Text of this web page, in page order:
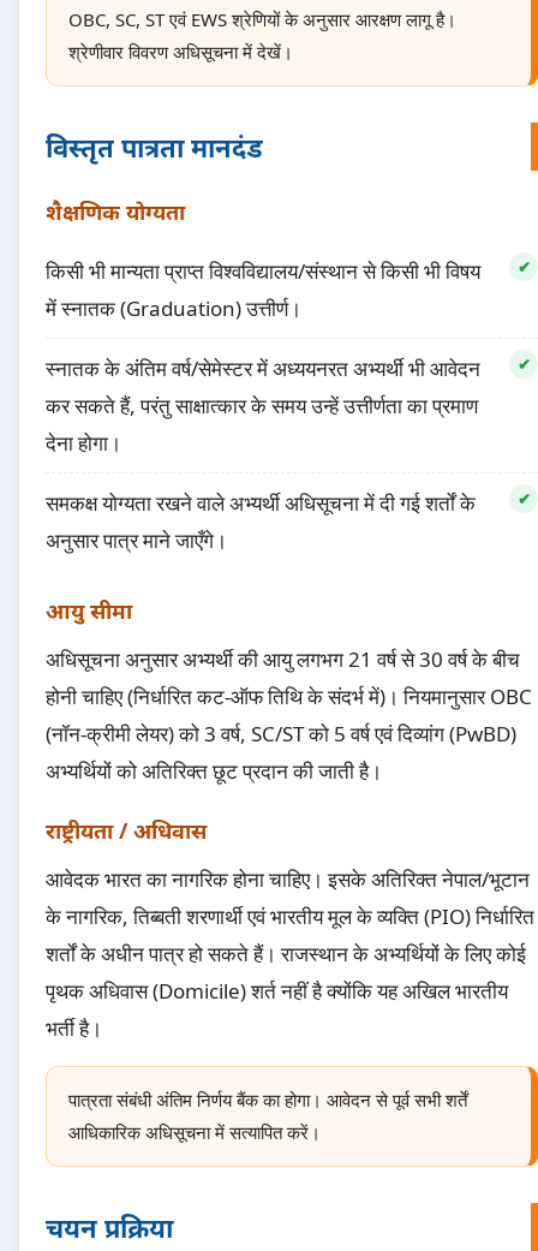
OBC, SC, ST एवं EWS श्रेणियों के अनुसार आरक्षण लागू है।
श्रेणीवार विवरण अधिसूचना में देखें।
विस्तृत पात्रता मानदंड
शैक्षणिक योग्यता
किसी भी मान्यता प्राप्त विश्वविद्यालय/संस्थान से किसी भी विषय
में स्नातक (Graduation) उत्तीर्ण।
स्नातक के अंतिम वर्ष/सेमेस्टर में अध्ययनरत अभ्यर्थी भी आवेदन
कर सकते हैं, परंतु साक्षात्कार के समय उन्हें उत्तीर्णता का प्रमाण
देना होगा।
समकक्ष योग्यता रखने वाले अभ्यर्थी अधिसूचना में दी गई शर्तों के
अनुसार पात्र माने जाएँगे।
आयु सीमा
अधिसूचना अनुसार अभ्यर्थी की आयु लगभग 21 वर्ष से 30 वर्ष के बीच
होनी चाहिए (निर्धारित कट-ऑफ तिथि के संदर्भ में)। नियमानुसार OBC
(नॉन-क्रीमी लेयर) को 3 वर्ष, SC/ST को 5 वर्ष एवं दिव्यांग (PwBD)
अभ्यर्थियों को अतिरिक्त छूट प्रदान की जाती है।
राष्ट्रीयता / अधिवास
आवेदक भारत का नागरिक होना चाहिए। इसके अतिरिक्त नेपाल/भूटान
के नागरिक, तिब्बती शरणार्थी एवं भारतीय मूल के व्यक्ति (PIO) निर्धारित
शर्तों के अधीन पात्र हो सकते हैं। राजस्थान के अभ्यर्थियों के लिए कोई
पृथक अधिवास (Domicile) शर्त नहीं है क्योंकि यह अखिल भारतीय
भर्ती है।
पात्रता संबंधी अंतिम निर्णय बैंक का होगा। आवेदन से पूर्व सभी शर्तें
आधिकारिक अधिसूचना में सत्यापित करें।
चयन प्रक्रिया